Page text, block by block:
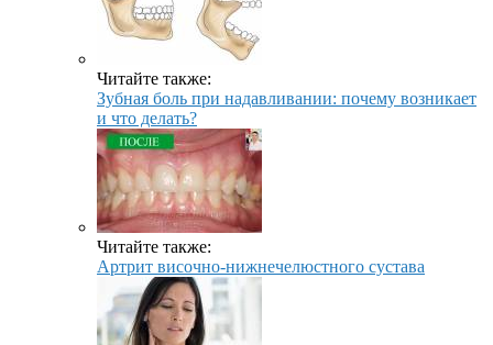
Читайте также:
Зубная боль при надавливании: почему возникает
и что делать?
Читайте также:
Артрит височно-нижнечелюстного сустава